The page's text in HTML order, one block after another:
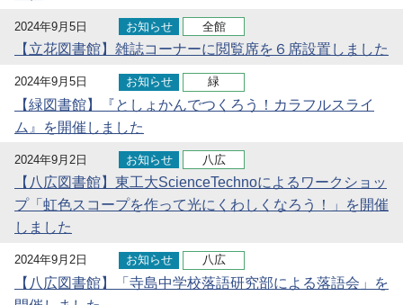
2024年9月5日 お知らせ 全館
【立花図書館】雑誌コーナーに閲覧席を６席設置しました
2024年9月5日 お知らせ 緑
【緑図書館】『としょかんでつくろう！カラフルスライ
ム』を開催しました
2024年9月2日 お知らせ 八広
【八広図書館】東工大ScienceTechnoによるワークショッ
プ「虹色スコープを作って光にくわしくなろう！」を開催
しました
2024年9月2日 お知らせ 八広
【八広図書館】「寺島中学校落語研究部による落語会」を